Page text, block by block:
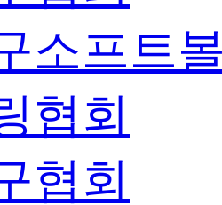
소프트
협회
협회